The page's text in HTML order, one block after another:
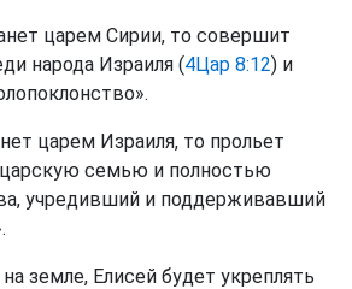
царем Сирии, то совершит
народа Израиля (4Цар 8:12) и
царем Израиля, то прольет
семью и полностью
учредивший и поддерживавший
земле, Елисей будет укреплять